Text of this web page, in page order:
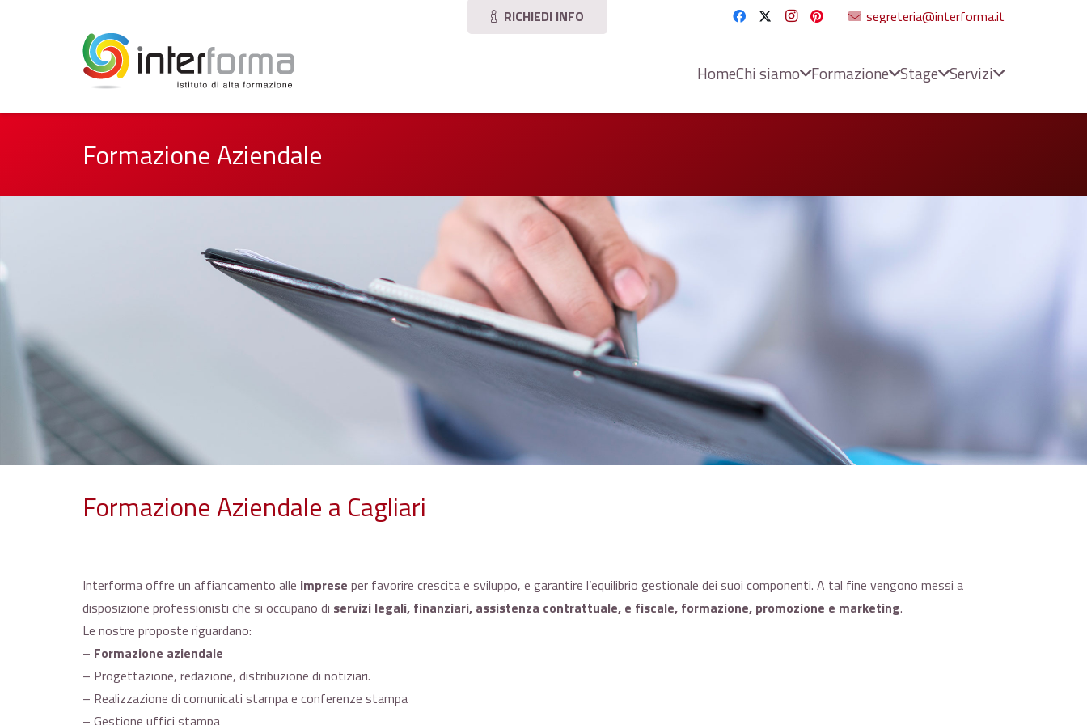
RICHIEDI INFO segreteria@interforma.it
HomeChi siamo Formazione Stage Servizi
Formazione Aziendale
Formazione Aziendale a Cagliari
Interforma offre un affiancamento alle imprese per favorire crescita e sviluppo, e garantire l’equilibrio gestionale dei suoi componenti. A tal fine vengono messi a
disposizione professionisti che si occupano di servizi legali, finanziari, assistenza contrattuale, e fiscale, formazione, promozione e marketing.
Le nostre proposte riguardano:
– Formazione aziendale
– Progettazione, redazione, distribuzione di notiziari.
– Realizzazione di comunicati stampa e conferenze stampa